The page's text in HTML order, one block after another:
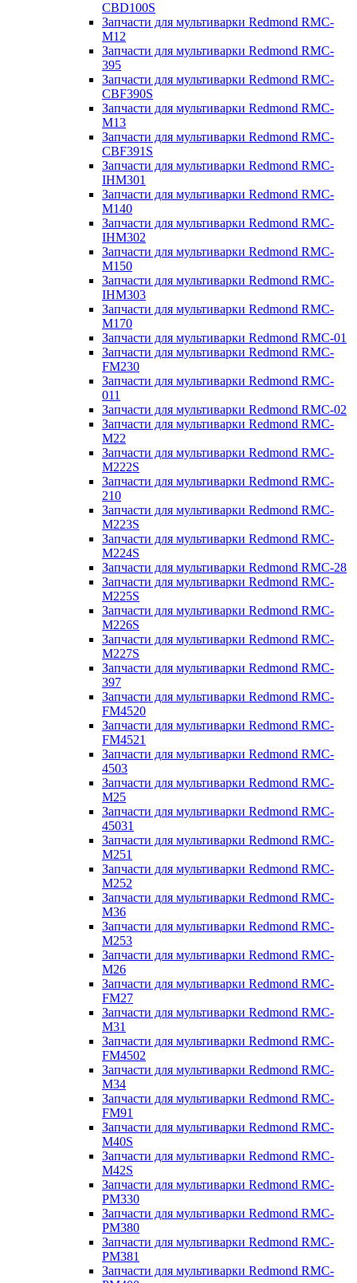
CBD100S
Запчасти для мультиварки Redmond RMC-
M12
Запчасти для мультиварки Redmond RMC-
395
Запчасти для мультиварки Redmond RMC-
CBF390S
Запчасти для мультиварки Redmond RMC-
M13
Запчасти для мультиварки Redmond RMC-
CBF391S
Запчасти для мультиварки Redmond RMC-
IHM301
Запчасти для мультиварки Redmond RMC-
M140
Запчасти для мультиварки Redmond RMC-
IHM302
Запчасти для мультиварки Redmond RMC-
M150
Запчасти для мультиварки Redmond RMC-
IHM303
Запчасти для мультиварки Redmond RMC-
M170
Запчасти для мультиварки Redmond RMC-01
Запчасти для мультиварки Redmond RMC-
FM230
Запчасти для мультиварки Redmond RMC-
011
Запчасти для мультиварки Redmond RMC-02
Запчасти для мультиварки Redmond RMC-
M22
Запчасти для мультиварки Redmond RMC-
M222S
Запчасти для мультиварки Redmond RMC-
210
Запчасти для мультиварки Redmond RMC-
M223S
Запчасти для мультиварки Redmond RMC-
M224S
Запчасти для мультиварки Redmond RMC-28
Запчасти для мультиварки Redmond RMC-
M225S
Запчасти для мультиварки Redmond RMC-
M226S
Запчасти для мультиварки Redmond RMC-
M227S
Запчасти для мультиварки Redmond RMC-
397
Запчасти для мультиварки Redmond RMC-
FM4520
Запчасти для мультиварки Redmond RMC-
FM4521
Запчасти для мультиварки Redmond RMC-
4503
Запчасти для мультиварки Redmond RMC-
M25
Запчасти для мультиварки Redmond RMC-
45031
Запчасти для мультиварки Redmond RMC-
M251
Запчасти для мультиварки Redmond RMC-
M252
Запчасти для мультиварки Redmond RMC-
M36
Запчасти для мультиварки Redmond RMC-
M253
Запчасти для мультиварки Redmond RMC-
M26
Запчасти для мультиварки Redmond RMC-
FM27
Запчасти для мультиварки Redmond RMC-
M31
Запчасти для мультиварки Redmond RMC-
FM4502
Запчасти для мультиварки Redmond RMC-
M34
Запчасти для мультиварки Redmond RMC-
FM91
Запчасти для мультиварки Redmond RMC-
M40S
Запчасти для мультиварки Redmond RMC-
M42S
Запчасти для мультиварки Redmond RMC-
PM330
Запчасти для мультиварки Redmond RMC-
PM380
Запчасти для мультиварки Redmond RMC-
PM381
Запчасти для мультиварки Redmond RMC-